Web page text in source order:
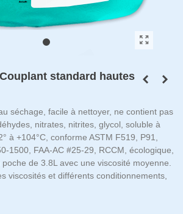
standard hautes
séchage, facile à nettoyer, ne contient pas
nitrates, nitrites, glycol, soluble à
à +104°C, conforme ASTM F519, P91,
1500, FAA-AC #25-29, RCCM, écologique,
de 3.8L avec une viscosité moyenne.
viscosités et différents conditionnements,